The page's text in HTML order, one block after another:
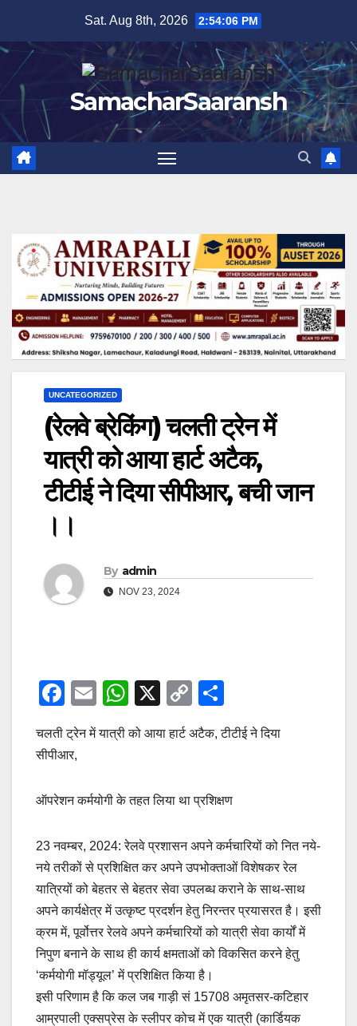
content
Sat. Aug 8th, 2026 2:54:07 PM
SamacharSaaransh
UNCATEGORIZED
(रेलवे ब्रेकिंग) चलती ट्रेन में
यात्री को आया हार्ट अटैक,
टीटीई ने दिया सीपीआर, बची जान
।।
By admin
NOV 23, 2024
F
a
c
e
b
o
k
E
ail
W
h
at
A
p
X
C
o
p
Li
k
ar
चलती ट्रेन में यात्री को आया हार्ट अटैक, टीटीई ने दिया
सीपीआर,
ऑपरेशन कर्मयोगी के तहत लिया था प्रशिक्षण
23 नवम्बर, 2024: रेलवे प्रशासन अपने कर्मचारियों को नित नये-
नये तरीकों से प्रशिक्षित कर अपने उपभोक्ताओं विशेषकर रेल
यात्रियों को बेहतर से बेहतर सेवा उपलब्ध कराने के साथ-साथ
अपने कार्यक्षेत्र में उत्कृष्ट प्रदर्शन हेतु निरन्तर प्रयासरत है। इसी
क्रम में, पूर्वोत्तर रेलवे अपने कर्मचारियों को यात्री सेवा कार्यों में
निपुण बनाने के साथ ही कार्य क्षमताओं को विकसित करने हेतु
‘कर्मयोगी मॉड्यूल’ में प्रशिक्षित किया है।
इसी परिणाम है कि कल जब गाड़ी सं 15708 अमृतसर-कटिहार
आम्रपाली एक्सप्रेस के स्लीपर कोच में एक यात्री (कार्डियक